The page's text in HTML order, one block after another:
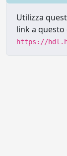
Utilizza
link a
https://